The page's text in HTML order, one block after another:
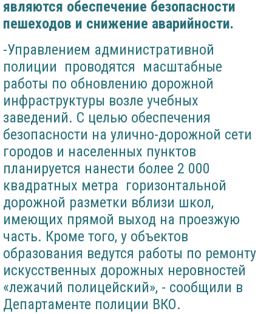
являются обеспечение безопасности
пешеходов и снижение аварийности.
-Управлением административной
полиции проводятся масштабные
работы по обновлению дорожной
инфраструктуры возле учебных
заведений. С целью обеспечения
безопасности на улично-дорожной сети
городов и населенных пунктов
планируется нанести более 2 000
квадратных метра горизонтальной
дорожной разметки вблизи школ,
имеющих прямой выход на проезжую
часть. Кроме того, у объектов
образования ведутся работы по ремонту
искусственных дорожных неровностей
«лежачий полицейский», - сообщили в
Департаменте полиции ВКО.